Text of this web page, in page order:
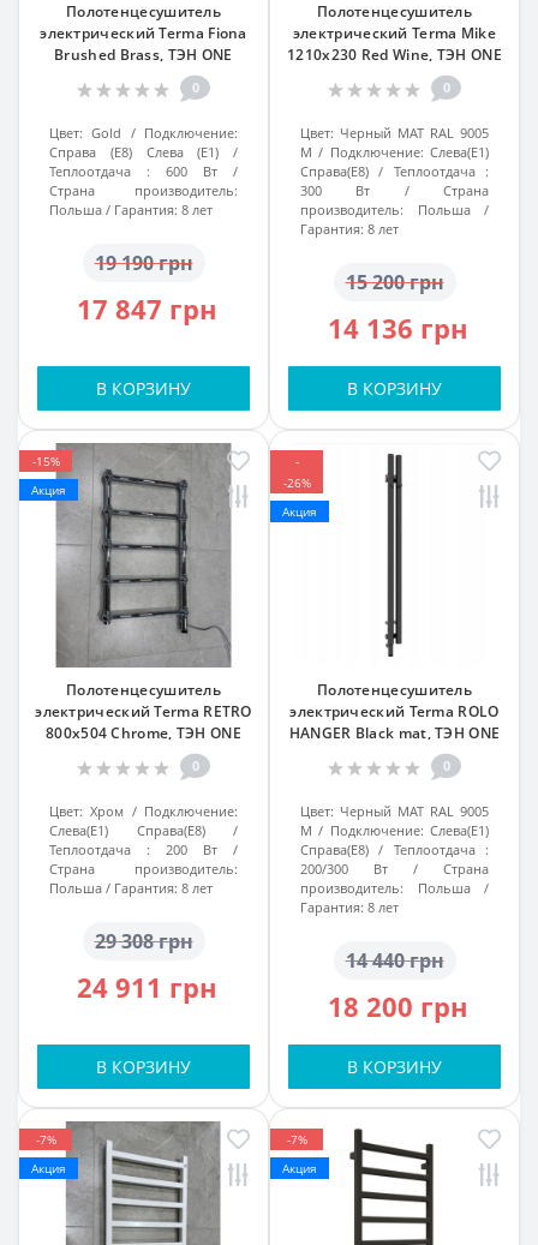
Полотенцесушитель
электрический Terma Fiona
Brushed Brass, ТЭН ONE
0
Цвет: Gold
Подключение:
Справа (E8) Слева (E1)
Теплоотдача :
600 Вт
Страна производитель:
Польша
Гарантия: 8 лет
19 190 грн
17 847 грн
В КОРЗИНУ
Полотенцесушитель
электрический Terma Mike
1210x230 Red Wine, ТЭН ONE
0
Цвет: Черный МАТ RAL 9005
M
Подключение: Слева(Е1)
Справа(Е8)
Теплоотдача :
300 Вт
Страна
производитель:
Польша
Гарантия: 8 лет
15 200 грн
14 136 грн
В КОРЗИНУ
-15%
Акция
Полотенцесушитель
электрический Terma RETRO
800x504 Chrome, ТЭН ONE
0
Цвет: Хром
Подключение:
Слева(Е1) Справа(Е8)
Теплоотдача :
200 Вт
Страна производитель:
Польша
Гарантия: 8 лет
29 308 грн
24 911 грн
В КОРЗИНУ
-
-26%
Акция
Полотенцесушитель
электрический Terma ROLO
HANGER Black mat, ТЭН ONE
0
Цвет: Черный МАТ RAL 9005
M
Подключение: Слева(Е1)
Справа(Е8)
Теплоотдача :
200/300 Вт
Страна
производитель:
Польша
Гарантия: 8 лет
14 440 грн
18 200 грн
В КОРЗИНУ
-7%
Акция
-7%
Акция